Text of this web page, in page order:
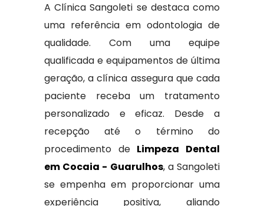
A Clínica Sangoleti se destaca como
uma referência em odontologia de
qualidade. Com uma equipe
qualificada e equipamentos de última
geração, a clínica assegura que cada
paciente receba um tratamento
personalizado e eficaz. Desde a
recepção até o término do
procedimento de Limpeza Dental
em Cocaia - Guarulhos, a Sangoleti
se empenha em proporcionar uma
experiência positiva, aliando